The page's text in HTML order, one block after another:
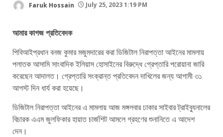
Faruk Hossain July 25, 2023 1:19 PM
আমার কাগজ প্রতিবেদক
পিবিআইপ্রধান বনজ কুমার মজুমদারের করা ডিজিটাল নিরাপত্তা আইনের মামলায়
পলাতক আসামি সাংবাদিক ইলিয়াস হোসাইনের বিরুদ্ধে গ্রেপ্তারি পরোয়ানা জারি
করেছেন আদালত। গ্রেপ্তারি সংক্রান্ত প্রতিবেদন দাখিলের জন্য আগামী ৩১
আগস্ট দিন ধার্য করা হয়েছে।
ডিজিটাল নিরাপত্তা আইনের এ মামলায় আজ মঙ্গলবার ঢাকার সাইবার ট্রাইব্যুনালের
বিচারক এএম জুলফিকার হায়াত চার্জশিট আমলে গ্রহণের শুনানিতে এ আদেশ
দেন।